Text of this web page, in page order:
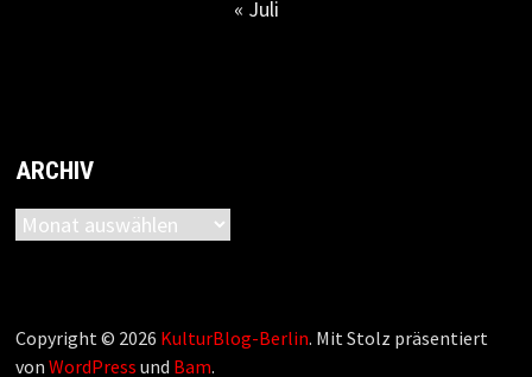
« Juli
ARCHIV
Archiv
Copyright © 2026 KulturBlog-Berlin. Mit Stolz präsentiert
von WordPress und Bam.